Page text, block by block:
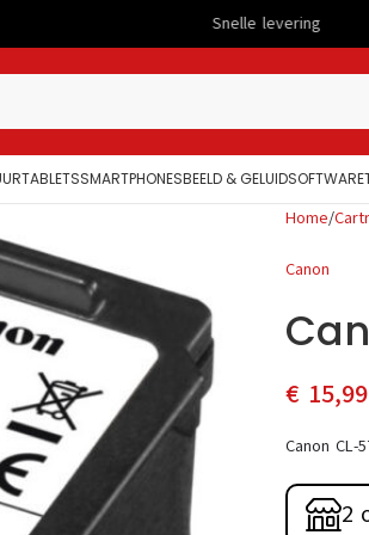
TABLETSSMARTPHONESBEELD & GELUIDSOFTWARE
Home
Canon
€ 15,99
Canon CL-
2